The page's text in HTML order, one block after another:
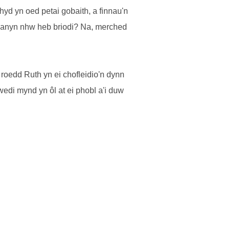
yn oed petai gobaith, a finnau'n
nhw heb briodi? Na, merched
Ruth yn ei chofleidio'n dynn
mynd yn ôl at ei phobl a'i duw